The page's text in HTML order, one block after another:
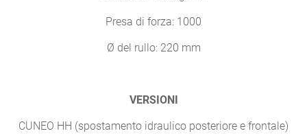
Presa di forza: 1000
Ø del rullo: 220 mm
VERSIONI
CUNEO HH (spostamento idraulico posteriore e frontale)